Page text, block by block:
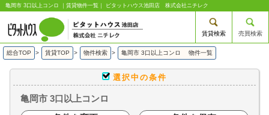
亀岡市 3口以上コンロ ｜賃貸物件一覧｜ ピタットハウス池田店 株式会社ニチレク
賃貸検索 売買検索
総合TOP > 賃貸TOP > 物件検索 > 亀岡市 3口以上コンロ 物件一覧
選択中の条件
亀岡市 3口以上コンロ